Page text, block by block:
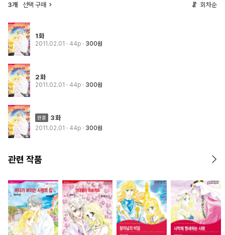
3개 선택 구매 회차순
1화
2011.02.01 · 44p 300원
2화
2011.02.01 · 44p 300원
3화
2011.02.01 · 44p 300원
관련 작품